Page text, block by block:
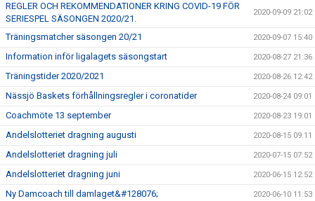
REGLER OCH REKOMMENDATIONER KRING COVID-19 FÖR
SERIESPEL SÄSONGEN 2020/21.
2020-09-09 21:02
Träningsmatcher säsongen 20/21 2020-09-07 15:40
Information inför ligalagets säsongstart 2020-08-27 21:36
Träningstider 2020/2021 2020-08-26 12:42
Nässjö Baskets förhållningsregler i coronatider 2020-08-24 09:01
Coachmöte 13 september 2020-08-23 19:01
Andelslotteriet dragning augusti 2020-08-15 09:11
Andelslotteriet dragning juli 2020-07-15 07:52
Andelslotteriet dragning juni 2020-06-15 12:52
Ny Damcoach till damlaget&#128076; 2020-06-10 11:53